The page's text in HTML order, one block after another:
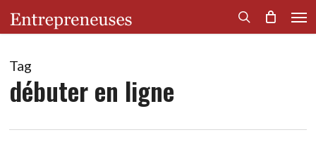
content
search
Tag
débuter en ligne